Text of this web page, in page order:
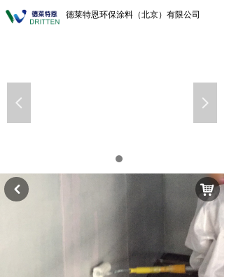
德莱特恩环保涂料（北京）有限公司
넳 넲
낙
낒